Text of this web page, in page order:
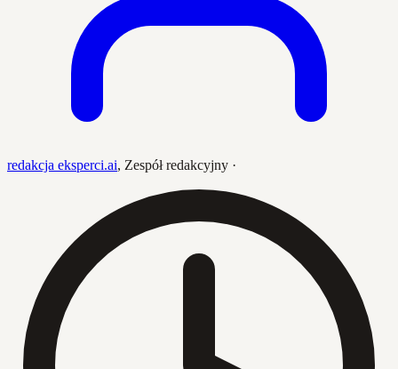
redakcja eksperci.ai, Zespół redakcyjny ·